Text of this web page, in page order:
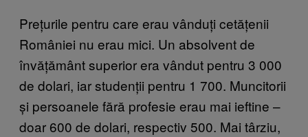
Prețurile pentru care erau vânduți cetățenii
României nu erau mici. Un absolvent de
învățământ superior era vândut pentru 3 000
de dolari, iar studenții pentru 1 700. Muncitorii
și persoanele fără profesie erau mai ieftine –
doar 600 de dolari, respectiv 500. Mai târziu,